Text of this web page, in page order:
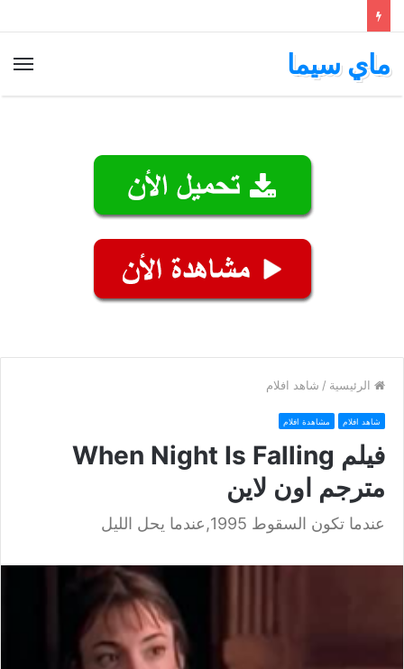
ماي سيما
الرئيسية / شاهد افلام
شاهد افلام مشاهدة افلام
فيلم When Night Is Falling
مترجم اون لاين
عندما تكون السقوط 1995,عندما يحل الليل